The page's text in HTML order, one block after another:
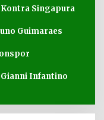
Singapura
Guimaraes
Gianni Infantino